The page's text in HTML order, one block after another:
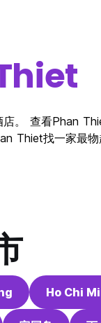
。 查看Phan
Thiet找一家最物
Ho Chi